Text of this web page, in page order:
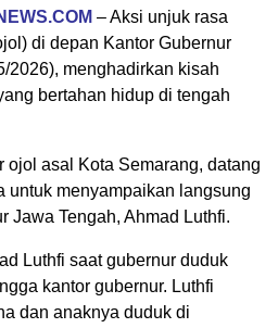
– Aksi unjuk rasa
di depan Kantor Gubernur
2026), menghadirkan kisah
bertahan hidup di tengah
ojol asal Kota Semarang, datang
untuk menyampaikan langsung
Jawa Tengah, Ahmad Luthfi.
Luthfi saat gubernur duduk
kantor gubernur. Luthfi
dan anaknya duduk di